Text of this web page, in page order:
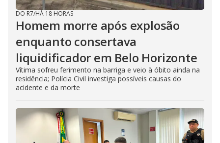
DO R7/HÁ 18 HORAS
Homem morre após explosão
enquanto consertava
liquidificador em Belo Horizonte
Vítima sofreu ferimento na barriga e veio à óbito ainda na
residência; Polícia Civil investiga possíveis causas do
acidente e da morte